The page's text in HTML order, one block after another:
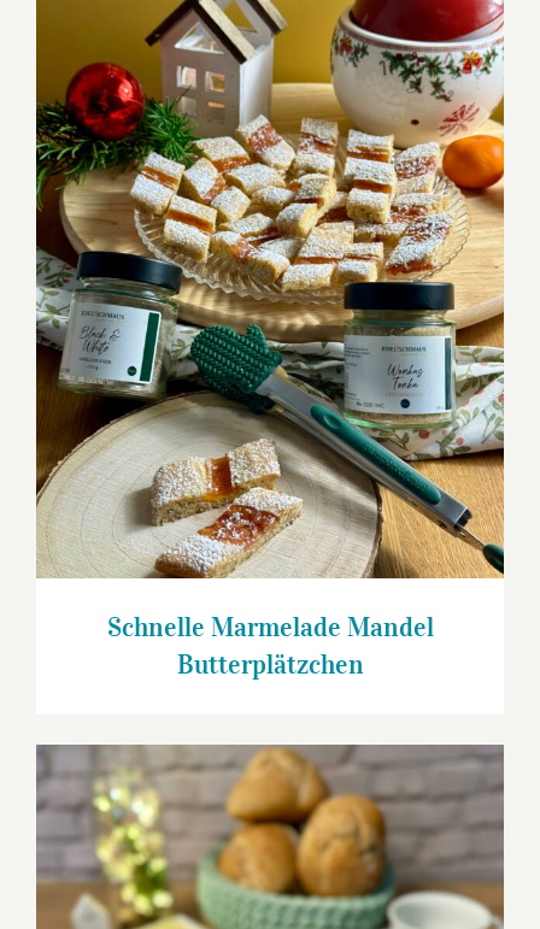
Schnelle Marmelade Mandel
Butterplätzchen
Schnelle Marmelade Mandel
Butterplätzchen